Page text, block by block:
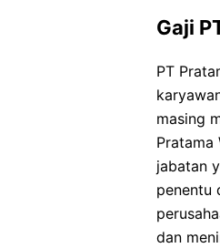
Gaji
PT
masing
jabatan
penentu
dan